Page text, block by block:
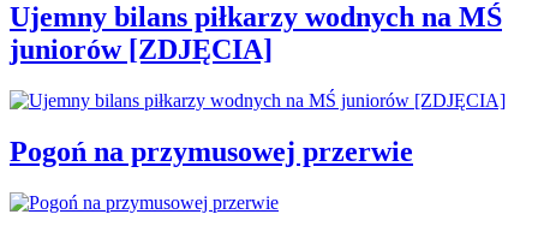
Ujemny bilans piłkarzy wodnych na MŚ
juniorów [ZDJĘCIA]
Pogoń na przymusowej przerwie